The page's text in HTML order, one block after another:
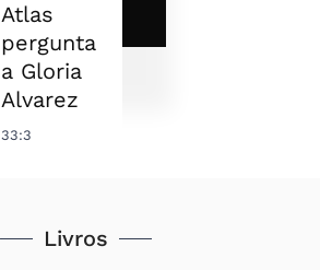
Atlas
pergunta
a Gloria
Alvarez
33:3
Livros